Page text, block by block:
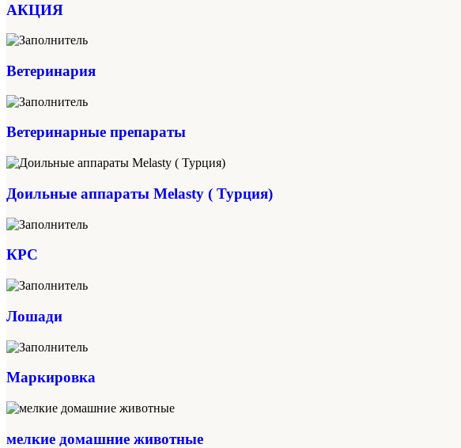
АКЦИЯ
Ветеринария
Ветеринарные препараты
Доильные аппараты Melasty ( Турция)
КРС
Лошади
Маркировка
мелкие домашние животные